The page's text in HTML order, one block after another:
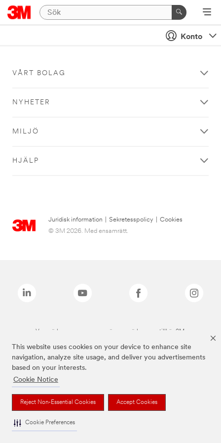
This website uses cookies on your device to enhance site
navigation, analyze site usage, and deliver you advertisements
based on your interests.
Cookie Notice
Reject Non-Essential Cookies Accept Cookies
Cookie Preferences
Konto
VÅRT BOLAG
NYHETER
MILJÖ
HJÄLP
Juridisk information Sekretesspolicy
Cookies
© 3M 2026. Med ensamrätt.
Varumärken som anges ovan är varumärken som tillhör 3M.